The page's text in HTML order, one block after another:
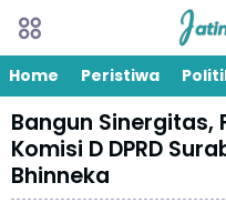
Home Peristiwa
Bangun Sinergitas,
Komisi D DPRD
Bhinneka